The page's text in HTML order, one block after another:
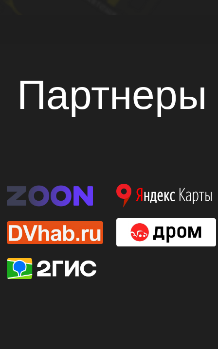
Автошкола в Хабаровске
Цены и направления обучения
Расписание
Наши преимущества
Документы, лицензии
Политика конфиденциальности